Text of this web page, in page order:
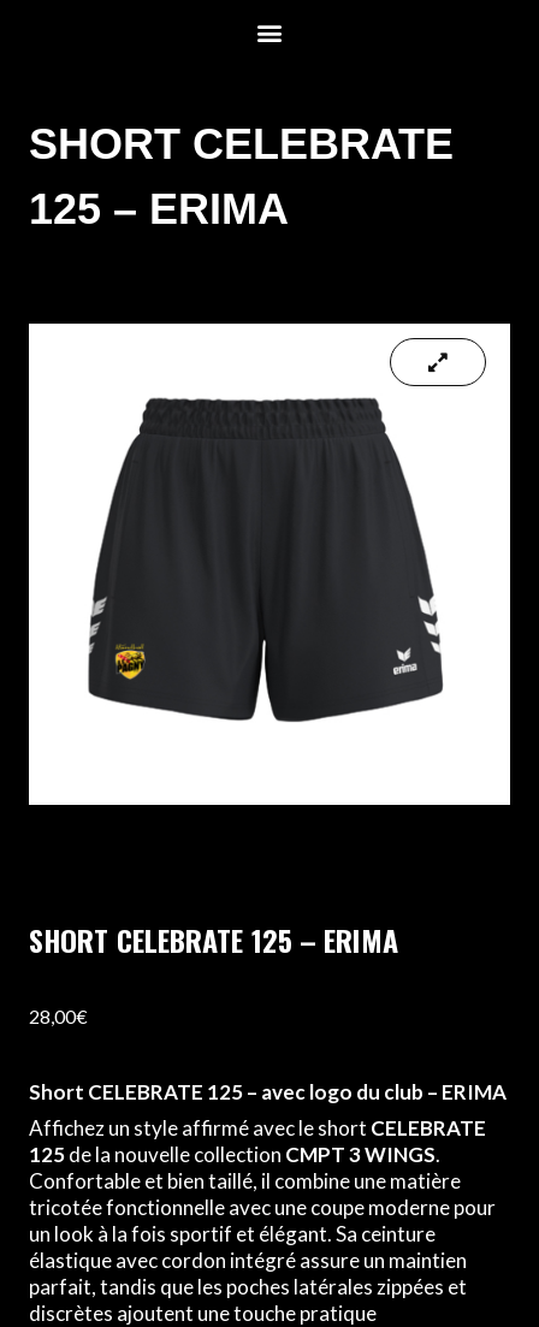
SHORT CELEBRATE
125 – ERIMA
SHORT CELEBRATE 125 – ERIMA
28,00€
Short CELEBRATE 125 – avec logo du club – ERIMA
Affichez un style affirmé avec le short CELEBRATE
125de la nouvelle collection CMPT 3 WINGS.
Confortable et bien taillé, il combine une matière
tricotée fonctionnelle avec une coupe moderne pour
un look à la fois sportif et élégant. Sa ceinture
élastique avec cordon intégré assure un maintien
parfait, tandis que les poches latérales zippées et
discrètes ajoutent une touche pratique